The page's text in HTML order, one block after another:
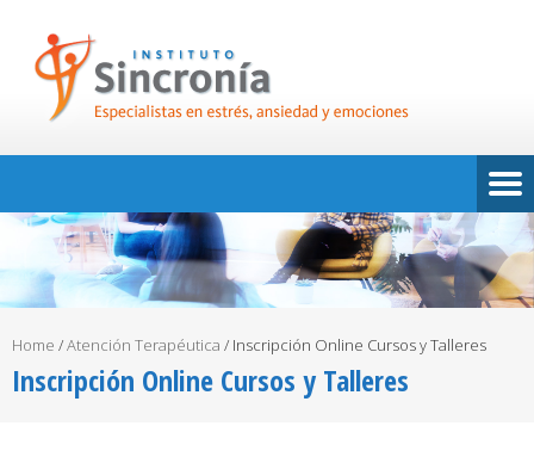
Home /Atención Terapéutica / Inscripción Online Cursos y Talleres
Inscripción Online Cursos y Talleres